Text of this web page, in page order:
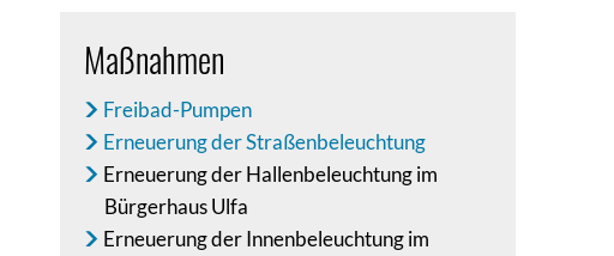
Maßnahmen
Freibad-Pumpen
Erneuerung der Straßenbeleuchtung
Erneuerung der Hallenbeleuchtung im
Bürgerhaus Ulfa
Erneuerung der Innenbeleuchtung im